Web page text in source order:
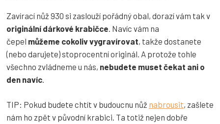
Zavírací nůž 930 si zaslouží pořádný obal, dorazí vám tak v
originální dárkové krabičce . Navíc vám na
čepel můžeme cokoliv vygravírovat, takže dostanete
(nebo darujete) stoprocentní originál. A protože tohle
všechno zvládneme u nás, nebudete muset čekat ani o
den navíc
TIP: Pokud budete chtít v budoucnu nůž nabrousit, zašlete
nám ho zpět v původní krabici. Ta totiž nejen dobře